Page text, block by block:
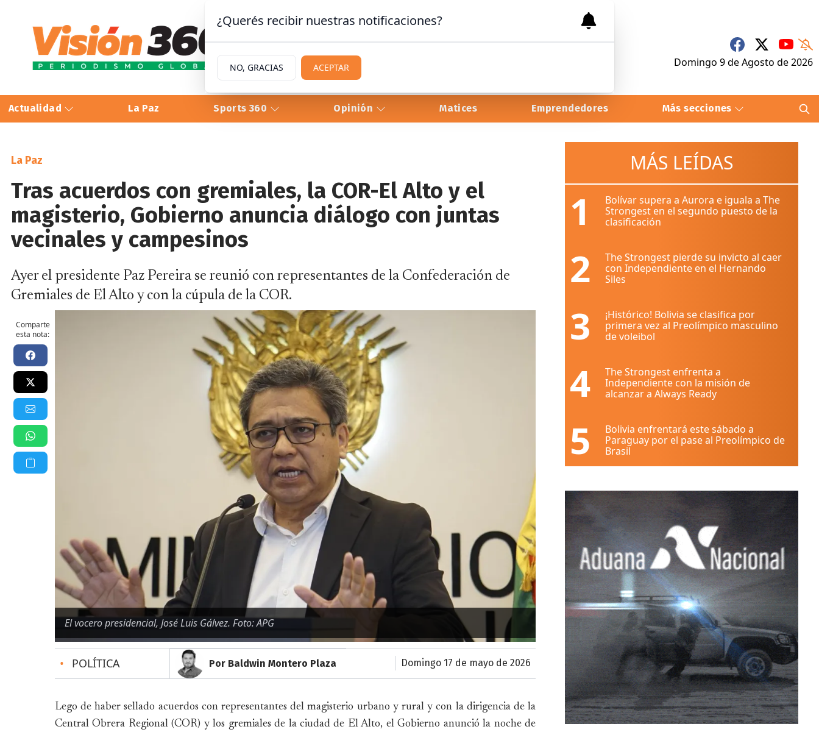
Domingo 9deAgosto de 2026
Actualidad La Paz Sports 360 Opinión Matices Emprendedores Más secciones
La Paz
Tras acuerdos con gremiales, la COR-El Alto y el
magisterio, Gobierno anuncia diálogo con juntas
vecinales y campesinos
Ayer el presidente Paz Pereira se reunió con representantes de la Confederación de
Gremiales de El Alto y con la cúpula de la COR.
Comparte
esta nota:
El vocero presidencial, José Luis Gálvez. Foto: APG
• POLÍTICA Por Baldwin Montero Plaza domingo 17 de mayo de 2026
Lego de haber sellado acuerdos con representantes del magisterio urbano y rural y con la dirigencia de la
Central Obrera Regional (COR) y los gremiales de la ciudad de El Alto, el Gobierno anunció la noche de
MÁS LEÍDAS
1
Bolívar supera a Aurora e iguala a The
Strongest en el segundo puesto de la
clasificación
2
The Strongest pierde su invicto al caer
con Independiente en el Hernando
Siles
3
¡Histórico! Bolivia se clasifica por
primera vez al Preolímpico masculino
de voleibol
4
The Strongest enfrenta a
Independiente con la misión de
alcanzar a Always Ready
5
Bolivia enfrentará este sábado a
Paraguay por el pase al Preolímpico de
Brasil
¿Querés recibir nuestras notificaciones?
NO, GRACIAS ACEPTAR